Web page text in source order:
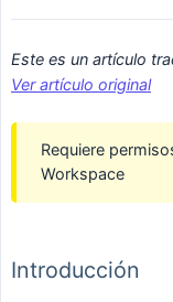
Ver artículo original
Requiere
Workspace
Introducción